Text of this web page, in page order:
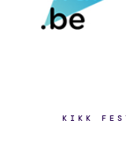
KIKK